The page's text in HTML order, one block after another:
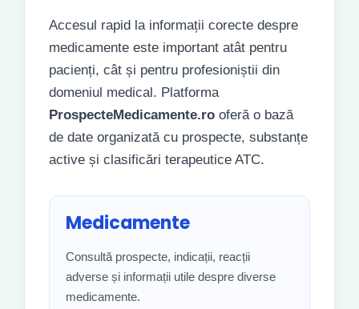
Accesul rapid la informații corecte despre
medicamente este important atât pentru
pacienți, cât și pentru profesioniștii din
domeniul medical. Platforma
ProspecteMedicamente.ro oferă o bază
de date organizată cu prospecte, substanțe
active și clasificări terapeutice ATC.
Medicamente
Consultă prospecte, indicații, reacții
adverse și informații utile despre diverse
medicamente.